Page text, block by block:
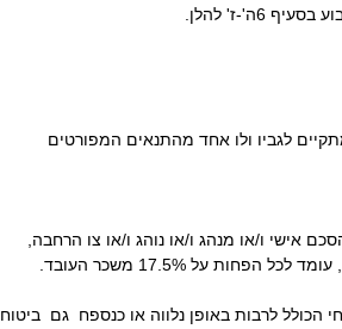
ז' להלן.
לגביו ולו אחד מהתנאים המפורטים
אישי ו/או מנהג ו/או נוהג ו/או צו הרחבה,
על 17.5% משכר העובד.
לרבות באופן נלווה או כנספח גם ביטוח